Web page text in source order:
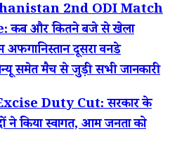
2nd ODI Match
और कितने बजे से खेला
दूसरा वनडे
समेत मैच से जुड़ी सभी जानकारी
Duty Cut: सरकार के
किया स्वागत, आम जनता को